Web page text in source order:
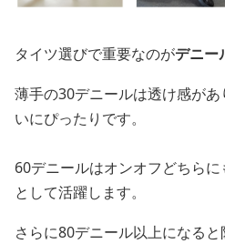
タイツ選びで重要なのがデニー
薄手の30デニールは透け感が
いにぴったりです。
60デニールはオンオフどちら
として活躍します。
さらに80デニール以上になる